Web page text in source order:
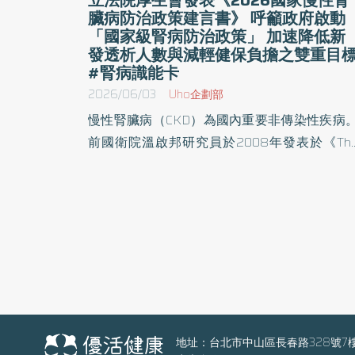
臟病防治政策建言書》 呼籲政府啟動
「國家級腎病防治政策」 加速降低新
發透析人數與減輕健保負擔之雙重目
#腎病識能卡
2026/06/03 Uho企劃部
慢性腎臟病（CKD）為國內重要非傳染性疾病。
前國衛院溫啟邦研究員於2008年發表於《
性腎臟病防治政策建言書》，呼籲政府將「降
新發透析人數」列為防治核心KPI，推動國家
地址：台北市中山區長春路328號7